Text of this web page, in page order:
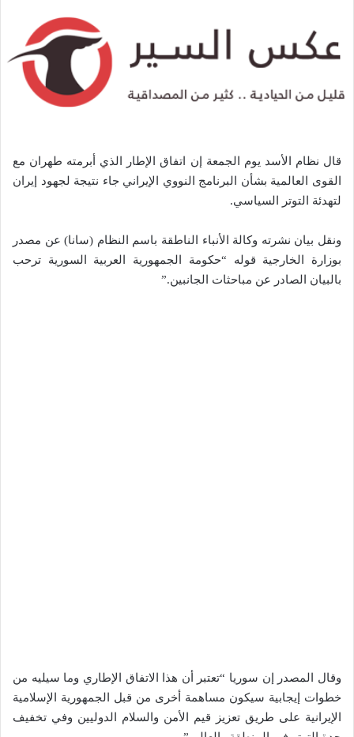
قال نظام الأسد يوم الجمعة إن اتفاق الإطار الذي أبرمته طهران مع
القوى العالمية بشأن البرنامج النووي الإيراني جاء نتيجة لجهود إيران
لتهدئة التوتر السياسي.
ونقل بيان نشرته وكالة الأنباء الناطقة باسم النظام (سانا) عن مصدر
بوزارة الخارجية قوله “حكومة الجمهورية العربية السورية ترحب
بالبيان الصادر عن مباحثات الجانبين.”
وقال المصدر إن سوريا “تعتبر أن هذا الاتفاق الإطاري وما سيليه من
خطوات إيجابية سيكون مساهمة أخرى من قبل الجمهورية الإسلامية
الإيرانية على طريق تعزيز قيم الأمن والسلام الدوليين وفي تخفيف